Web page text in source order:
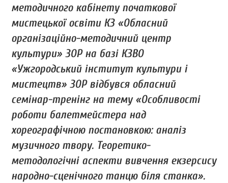
методичного кабінету початкової
мистецької освіти КЗ «Обласний
організаційно-методичний центр
культури» ЗОР на базі КЗВО
«Ужгородський інститут культури і
мистецтв» ЗОР відбувся обласний
семінар-тренінг на тему «Особливості
роботи балетмейстера над
хореографічною постановкою: аналіз
музичного твору. Теоретико-
методологічні аспекти вивчення екзерсису
народно-сценічного танцю біля станка».